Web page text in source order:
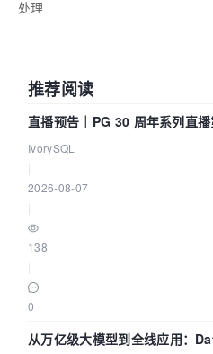
处理
推荐阅读
直播预告｜PG 30 周年系列直
核——我们改得动吗？我们贡献
IvorySQL
2026-08-07
138
0
从万亿级大模型到全线应用：